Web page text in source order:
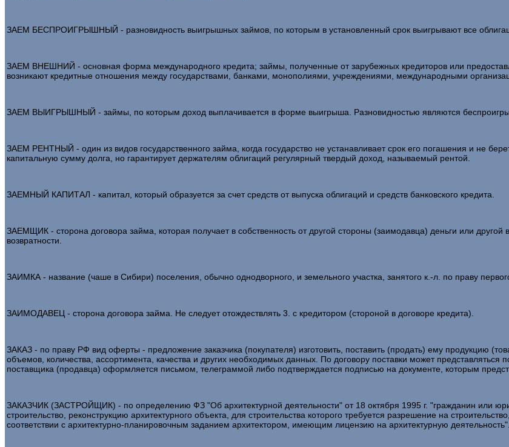
ЗАЕМ БЕСПРОИГРЫШНЫЙ - разновидность выигрышных займов, по которым в установленный срок выигрывают все
ЗАЕМ ВНЕШНИЙ - основная форма международного кредита; займы, полученные от зарубежных кредиторов или
возникают кредитные отношения между государствами, банками, монополиями, учреждениями, международными
ЗАЕМ ВЫИГРЫШНЫЙ - займы, по которым доход выплачивается в форме выигрыша. Разновидностью являются
ЗАЕМ РЕНТНЫЙ - один из видов государственного займа, когда государство не устанавливает срок его погашения и не
капитальную сумму долга, но гарантирует держателям облигаций регулярный твердый доход, называемый рентой.
ЗАЕМНЫЙ КАПИТАЛ - капитал, который образуется за счет средств от выпуска облигаций и средств банковского кредита.
ЗАЕМЩИК - сторона договора займа, которая получает в собственность от другой стороны (заимодавца) деньги или
возвратности.
ЗАИМКА - название (чаше в Сибири) поселения, обычно однодворного, и земельного участка, занятого к.-л. по праву
ЗАИМОДАВЕЦ - сторона договора займа. Не следует отождествлять 3. с кредитором (стороной в договоре кредита).
ЗАКАЗ - по праву РФ вид оферты - предложение заказчика (покупателя) изготовить, поставить (продать) ему продукцию
объемов, количества, ассортимента, качества и других необходимых данных. По договору поставки может
поставщика (продавца) оформляется письмом, телеграммой либо подтверждается подписью на документе, которым
ЗАКАЗЧИК (ЗАСТРОЙЩИК) - по определению ФЗ "Об архитектурной деятельности" от 18 октября 1995 г. "гражданин или
строительство, реконструкцию архитектурного объекта, для строительства которого требуется разрешение на
соответствии с архитектурно-планировочным заданием архитектором, имеющим лицензию на архитектурную деятельность".